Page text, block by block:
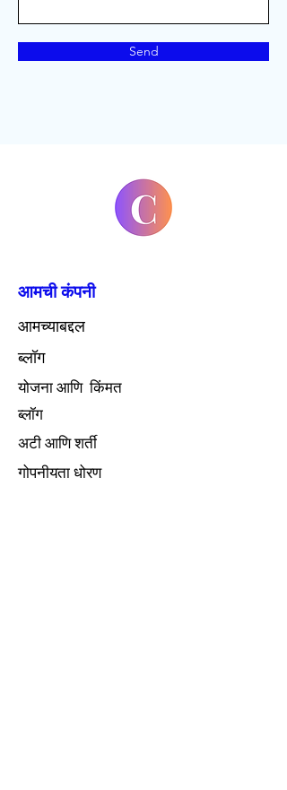
Send
आमची कंपनी
आमच्याबद्दल
ब्लॉग
योजना आणि किंमत
ब्लॉग
अटी आणि शर्ती
गोपनीयता धोरण